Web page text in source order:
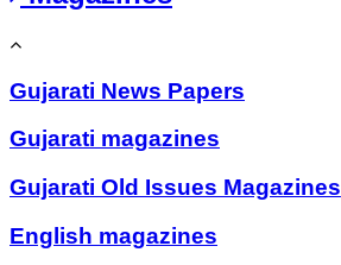
Gujarati News Papers
Gujarati magazines
Gujarati Old Issues Magazines
English magazines